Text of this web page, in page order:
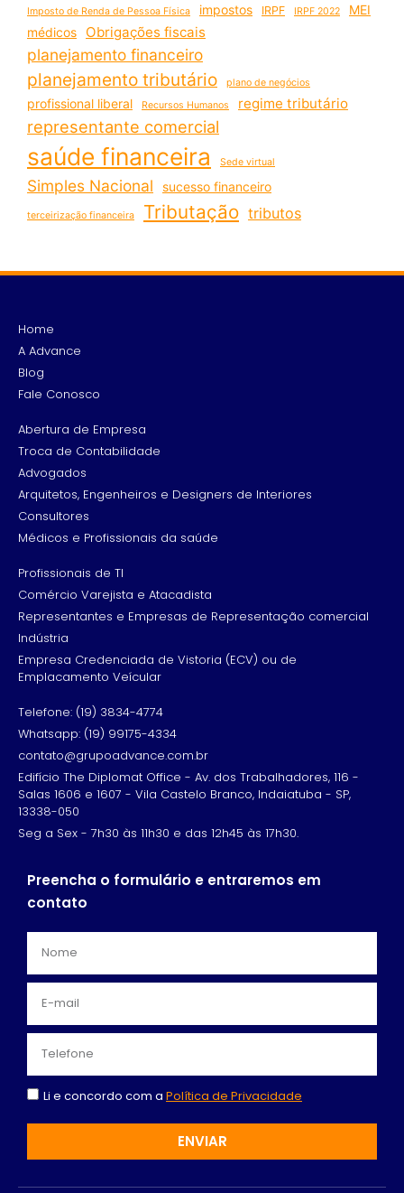
Imposto de Renda de Pessoa Física impostos IRPF IRPF 2022
MEI
médicos
Obrigações fiscais
planejamento financeiro
planejamento tributário plano de negócios
profissional liberal Recursos Humanos regime tributário
representante comercial
saúde financeira Sede virtual
Simples Nacional sucesso financeiro
terceirização financeira Tributação tributos
Home
A Advance
Blog
Fale Conosco
Abertura de Empresa
Troca de Contabilidade
Advogados
Arquitetos, Engenheiros e Designers de Interiores
Consultores
Médicos e Profissionais da saúde
Profissionais de TI
Comércio Varejista e Atacadista
Representantes e Empresas de Representação comercial
Indústria
Empresa Credenciada de Vistoria (ECV) ou de
Emplacamento Veícular
Telefone: (19) 3834-4774
Whatsapp: (19) 99175-4334
contato@grupoadvance.com.br
Edifício The Diplomat Office - Av. dos Trabalhadores, 116 -
Salas 1606 e 1607 - Vila Castelo Branco, Indaiatuba - SP,
13338-050
Seg a Sex - 7h30 às 11h30 e das 12h45 às 17h30.
Preencha o formulário e entraremos em
contato
Li e concordo com a Política de Privacidade
ENVIAR